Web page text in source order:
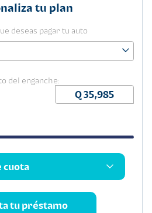
tu plan
deseas pagar tu auto
del enganche:
cuota
tu préstamo